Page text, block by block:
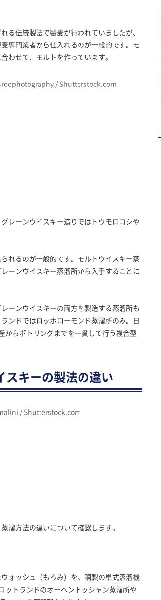
れる伝統製法で製麦が行われていましたが、
専門業者から仕入れるのが一般的です。モ
わせて、モルトを作っています。
/ Shutterstock.com
レーンウイスキー造りではトウモロコシや
れるのが一般的です。モルトウイスキー蒸
ーンウイスキー蒸溜所から入手することに
ーンウイスキーの両方を製造する蒸溜所も
ンドではロッホローモンド蒸溜所のみ。日
からボトリングまでを一貫して行う複合型
スキーの製法の違い
/ Shutterstock.com
溜方法の違いについて確認します。
ォッシュ（もろみ）を、銅製の単式蒸溜機
ットランドのオーヘントッシャン蒸溜所や